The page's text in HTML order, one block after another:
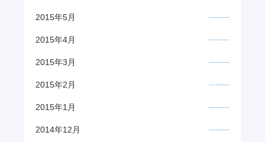
2015年5月
2015年4月
2015年3月
2015年2月
2015年1月
2014年12月